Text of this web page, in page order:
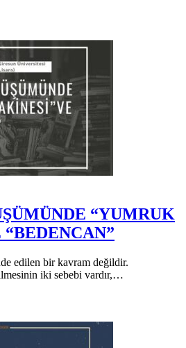
“YUMRUK
edilen bir kavram değildir.
iki sebebi vardır,…